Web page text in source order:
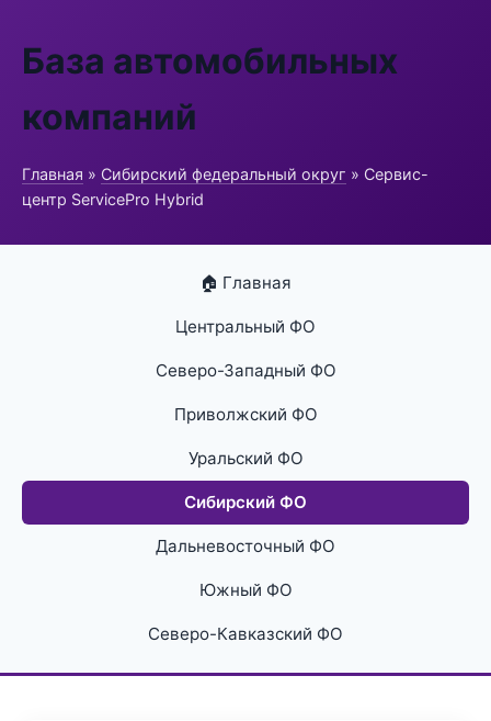
База автомобильных
компаний
Главная » Сибирский федеральный округ » Сервис-
центр ServicePro Hybrid
🏠 Главная
Центральный ФО
Северо-Западный ФО
Приволжский ФО
Уральский ФО
Сибирский ФО
Дальневосточный ФО
Южный ФО
Северо-Кавказский ФО